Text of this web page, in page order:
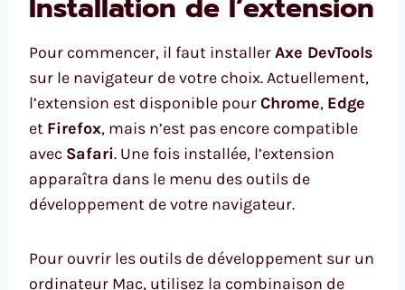
Pour commencer, il faut installerAxe DevTools
sur le navigateur de votre choix. Actuellement,
l’extension est disponible pourChrome, Edge
et Firefox, mais n’est pas encore compatible
avec Safari. Une fois installée, l’extension
apparaîtra dans le menu des outils de
développement de votre navigateur.
Pour ouvrir les outils de développement sur un
ordinateur Mac, utilisez la combinaison de